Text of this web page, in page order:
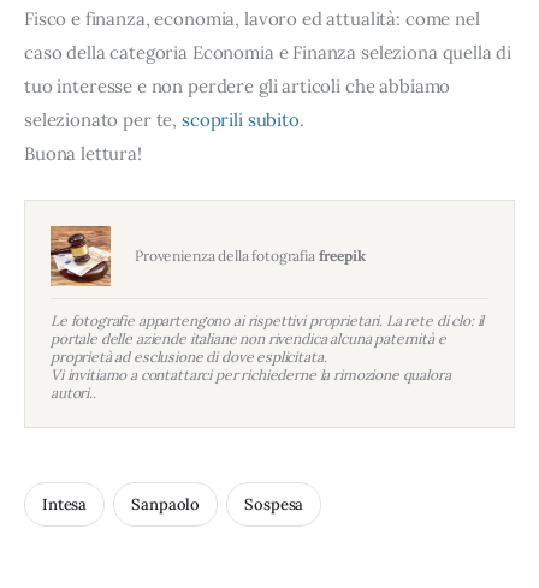
Fisco e finanza, economia, lavoro ed attualità: come nel
caso della categoria Economia e Finanza seleziona quella di
tuo interesse e non perdere gli articoli che abbiamo
selezionato per te, scoprili subito.
Buona lettura!
Provenienza della fotografia freepik
Le fotografie appartengono ai rispettivi proprietari. La rete di clo: il
portale delle aziende italiane non rivendica alcuna paternità e
proprietà ad esclusione di dove esplicitata.
Vi invitiamo a contattarci per richiederne la rimozione qualora
autori..
Intesa Sanpaolo Sospesa